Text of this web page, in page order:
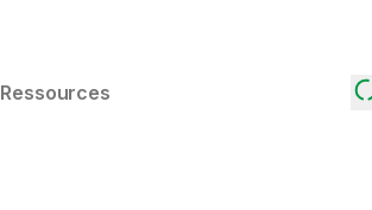
Ressources